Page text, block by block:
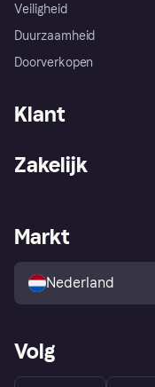
Veiligheid
Duurzaamheid
Doorverkopen
Klant
Winkeloverzicht
Kopersbescherming voor
consumenten
Zakelijk
Zakelijke login
Markt
Nederland
Volg